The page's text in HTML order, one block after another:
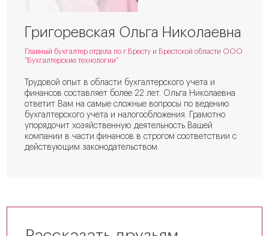
Григоревская Ольга Николаевна
Главный бухгалтер отдела по г.Бресту и Брестской области ООО
“Бухгалтерские технологии”
Трудовой опыт в области бухгалтерского учета и
финансов составляет более 22 лет. Ольга Николаевна
ответит Вам на самые сложные вопросы по ведению
бухгалтерского учета и налогообложения. Грамотно
упорядочит хозяйственную деятельность Вашей
компании в части финансов в строгом соответствии с
действующим законодательством.